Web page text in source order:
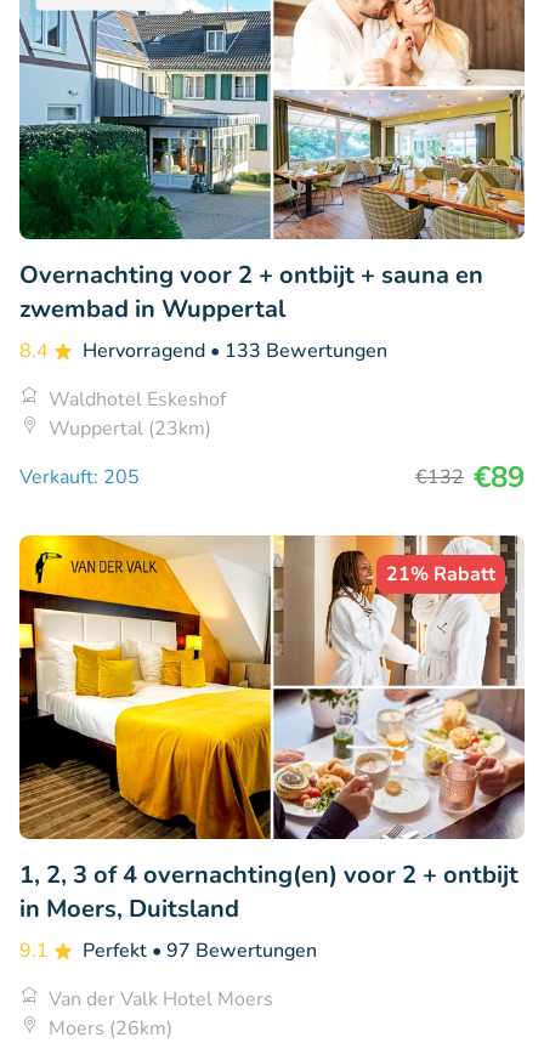
Overnachting voor 2 + ontbijt + sauna en
zwembad in Wuppertal
8.4 Hervorragend • 133 Bewertungen
Waldhotel Eskeshof
Wuppertal (23km)
Verkauft: 205
€132 €89
21% Rabatt
1, 2, 3 of 4 overnachting(en) voor 2 + ontbijt
in Moers, Duitsland
9.1 Perfekt • 97 Bewertungen
Van der Valk Hotel Moers
Moers (26km)